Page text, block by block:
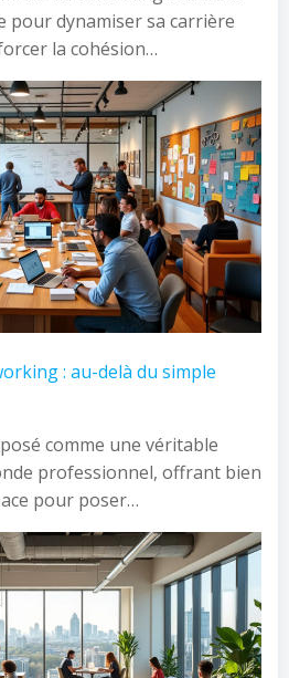
pour dynamiser sa carrière
la cohésion…
: au-delà du simple
comme une véritable
professionnel, offrant bien
pour poser…